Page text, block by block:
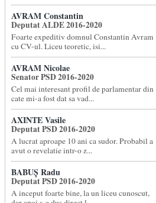
AVRAM Constantin
Deputat ALDE 2016-2020
Foarte expeditiv domnul Constantin Avram
cu CV-ul. Liceu teoretic, isi...
AVRAM Nicolae
Senator PSD 2016-2020
Cel mai interesant profil de parlamentar din
cate mi-a fost dat sa vad...
AXINTE Vasile
Deputat PSD 2016-2020
A lucrat aproape 10 ani ca sudor. Probabil a
avut o revelatie intr-o z...
BABUȘ Radu
Deputat PSD 2016-2020
A inceput foarte bine, la un liceu cunoscut,